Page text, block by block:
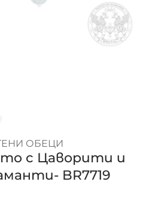
ОБЕЦИ
с Цаворити и
BR7719